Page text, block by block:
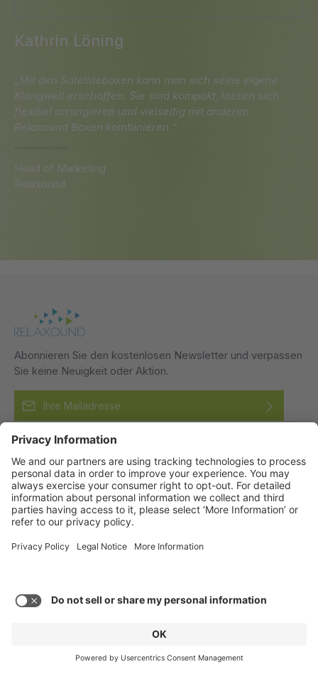
Kathrin Löning
„Mit den Satelliteboxen kann man sich seine eigene
Klangwelt erschaffen. Sie sind kompakt, lassen sich
flexibel arrangieren und vielseitig mit anderen
Relaxound Boxen kombinieren.“
Head of Marketing
Relaxound
Abonnieren Sie den kostenlosen Newsletter und verpassen
Sie keine Neuigkeit oder Aktion.
genommen und die
einverstanden.
Folge uns
Service-Hotline
Info